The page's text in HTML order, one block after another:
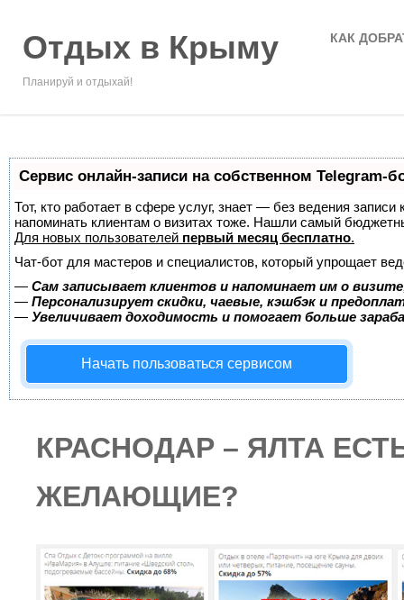
Отдых в Крыму
Планируй и отдыхай!
КАК
Сервис онлайн-записи на собственном Telegram-
Тот, кто работает в сфере услуг, знает — без ведения
напоминать клиентам о визитах тоже. Нашли самый
Для новых пользователей первый месяц бесплатно.
Чат-бот для мастеров и специалистов, который упрощает
— Сам записывает клиентов и напоминает им о
— Персонализирует скидки, чаевые, кэшбэк и
— Увеличивает доходимость и помогает больше
Начать пользоваться сервисом
КРАСНОДАР – ЯЛТА
ЖЕЛАЮЩИЕ?